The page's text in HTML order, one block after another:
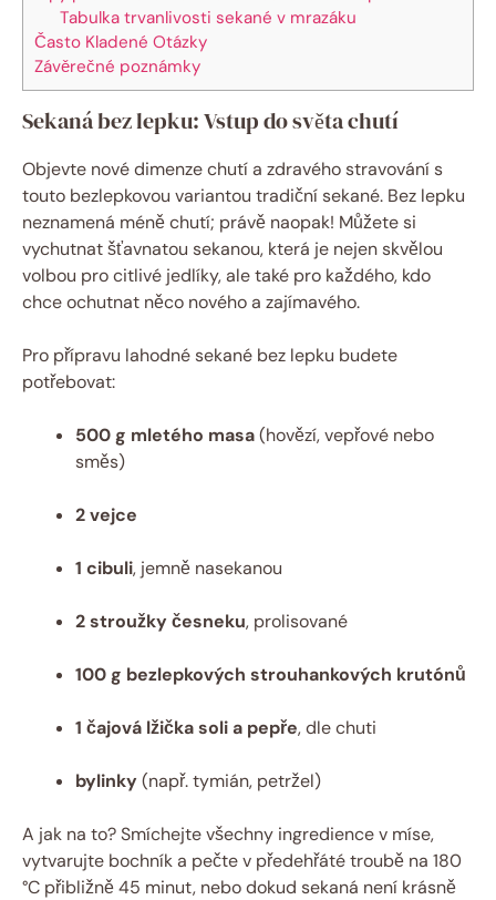
Tabulka trvanlivosti sekané v mrazáku
Často Kladené Otázky
Závěrečné poznámky
Sekaná bez lepku: Vstup do světa chutí
Objevte nové dimenze chutí a zdravého stravování s
touto bezlepkovou variantou tradiční sekané. Bez lepku
neznamená méně chutí; právě naopak! Můžete si
vychutnat šťavnatou sekanou, která je nejen skvělou
volbou pro citlivé jedlíky, ale také pro každého, kdo
chce ochutnat něco nového a zajímavého.
Pro přípravu lahodné sekané bez lepku budete
potřebovat:
500 g mletého masa(hovězí, vepřové nebo
směs)
2 vejce
1 cibuli, jemně nasekanou
2 stroužky česneku, prolisované
100 g bezlepkových strouhankových krutónů
1 čajová lžička soli a pepře, dle chuti
bylinky (např. tymián, petržel)
A jak na to? Smíchejte všechny ingredience v míse,
vytvarujte bochník a pečte v předehřáté troubě na 180
°C přibližně 45 minut, nebo dokud sekaná není krásně